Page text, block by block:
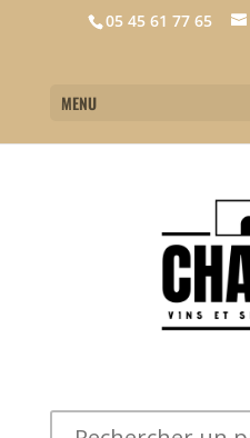
05 45 61 77 65
MENU